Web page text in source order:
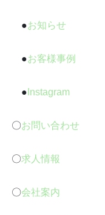
●お知らせ
●お客様事例
● Instagram
〇お問い合わせ
〇求人情報
〇会社案内